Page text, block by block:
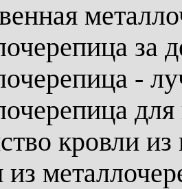
за
-
кровли
из